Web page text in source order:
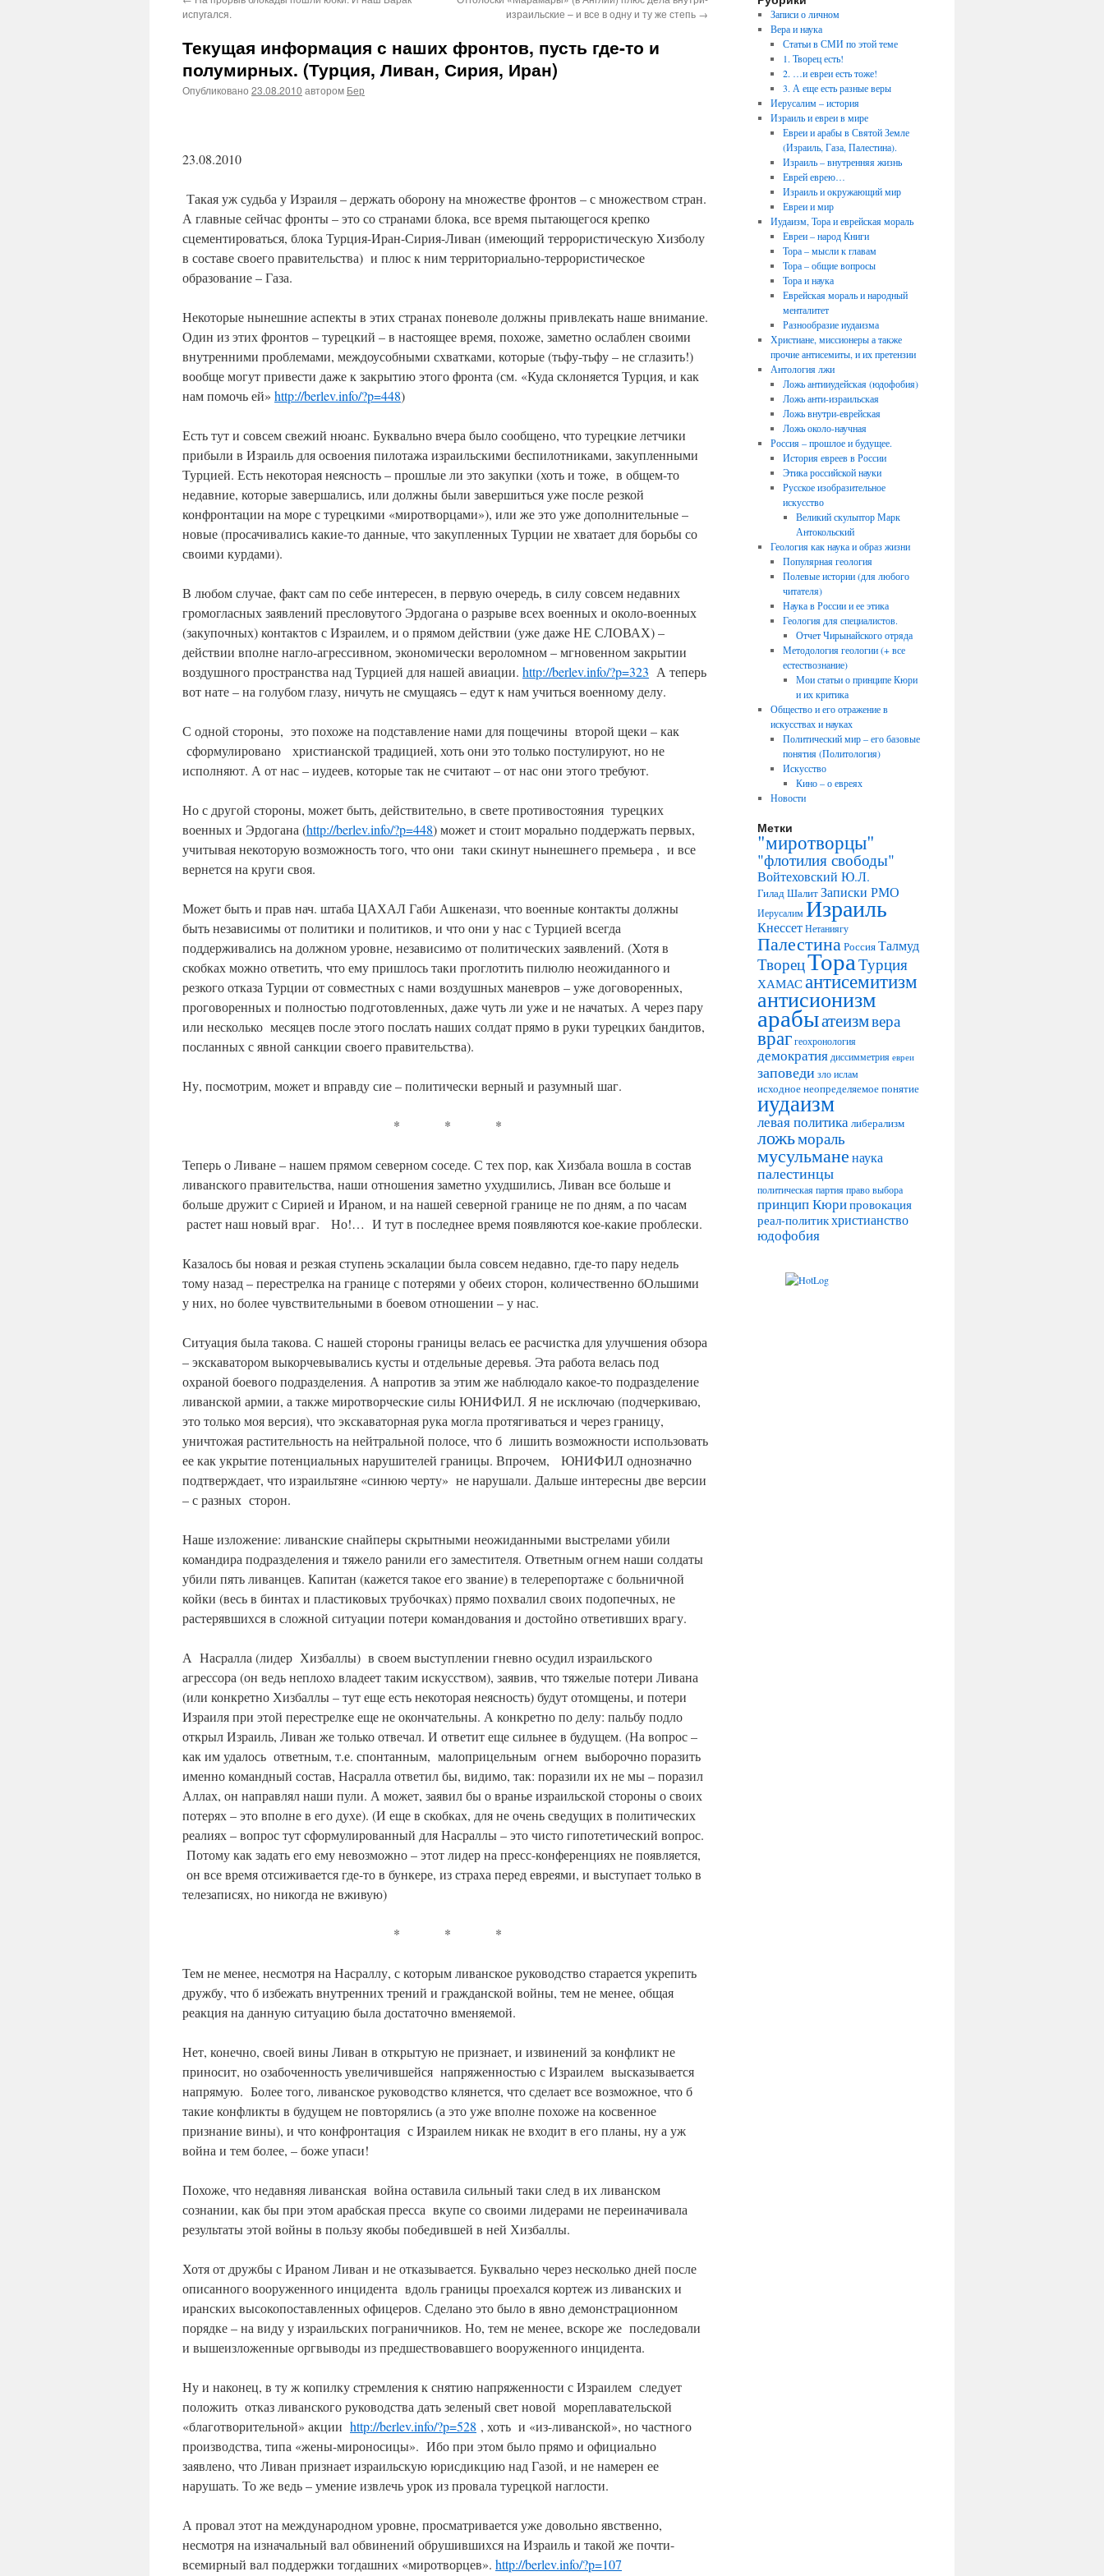
испугался.
израильские – и все в одну и ту же степь →
Текущая информация с наших фронтов, пусть где-то и
полумирных. (Турция, Ливан, Сирия, Иран)
Опубликовано 23.08.2010 автором Бер
23.08.2010
Такая уж судьба у Израиля – держать оборону на множестве фронтов – с множеством стран.
А главные сейчас фронты – это со странами блока, все время пытающегося крепко
сцементироваться, блока Турция-Иран-Сирия-Ливан (имеющий террористическую Хизболу
в составе своего правительства) и плюс к ним территориально-террористическое
образование – Газа.
Некоторые нынешние аспекты в этих странах поневоле должны привлекать наше внимание.
Один из этих фронтов – турецкий – в настоящее время, похоже, заметно ослаблен своими
внутренними проблемами, междоусобными схватками, которые (тьфу-тьфу – не сглазить!)
вообще могут привести даже к закрытию этого фронта (см. «Куда склоняется Турция, и как
нам помочь ей» http://berlev.info/?p=448)
Есть тут и совсем свежий нюанс. Буквально вчера было сообщено, что турецкие летчики
прибыли в Израиль для освоения пилотажа израильскими беспилотниками, закупленными
Турцией. Есть некоторая неясность – прошлые ли это закупки (хоть и тоже, в общем-то
недавние, которые завершались, или должны были завершиться уже после резкой
конфронтации на море с турецкими «миротворцами»), или же это уже дополнительные –
новые (просачивались какие-то данные, что закупленных Турции не хватает для борьбы со
своими курдами).
В любом случае, факт сам по себе интересен, в первую очередь, в силу совсем недавних
громогласных заявлений пресловутого Эрдогана о разрыве всех военных и около-военных
(закупочных) контактов с Израилем, и о прямом действии (уже даже НЕ СЛОВАХ) –
действии вполне нагло-агрессивном, экономически вероломном – мгновенном закрытии
воздушного пространства над Турцией для нашей авиации. http://berlev.info/?p=323 А теперь
вот нате – на голубом глазу, ничуть не смущаясь – едут к нам учиться военному делу.
С одной стороны, это похоже на подставление нами для пощечины второй щеки – как
сформулировано христианской традицией, хоть они это только постулируют, но не
исполняют. А от нас – иудеев, которые так не считают – от нас они этого требуют.
Но с другой стороны, может быть, действительно, в свете противостояния турецких
военных и Эрдогана (http://berlev.info/?p=448) может и стоит морально поддержать первых,
учитывая некоторую возможность того, что они таки скинут нынешнего премьера , и все
вернется на круги своя.
Может быть и прав нач. штаба ЦАХАЛ Габи Ашкенази, что военные контакты должны
быть независимы от политики и политиков, и что они у нас с Турцией всегда
поддерживались на должном уровне, независимо от политических заявлений. (Хотя в
скобках можно ответить, что ему пришлось таки проглотить пилюлю неожиданного и
резкого отказа Турции от совместных с нами воздушных маневров – уже договоренных,
проговоренных и полностью подготовленных, даже чуть ли уже и не начатых. А через пару
или несколько месяцев после этого послать наших солдат прямо в руки турецких бандитов,
посланных с явной санкции своего правительства).
Ну, посмотрим, может и вправду сие – политически верный и разумный шаг.
* * *
Теперь о Ливане – нашем прямом северном соседе. С тех пор, как Хизбала вошла в состав
ливанского правительства, наши отношения заметно ухудшились, Ливан все больше и
больше дружит с Сирией и Ираном, и на нашей северной границе не по дням, а по часам
растет наш новый враг. Но!… И тут в последнее время появляются кое-какие проблески.
Казалось бы новая и резкая ступень эскалации была совсем недавно, где-то пару недель
тому назад – перестрелка на границе с потерями у обеих сторон, количественно бОльшими
у них, но более чувствительными в боевом отношении – у нас.
Ситуация была такова. С нашей стороны границы велась ее расчистка для улучшения обзора
– экскаватором выкорчевывались кусты и отдельные деревья. Эта работа велась под
охраной боевого подразделения. А напротив за этим же наблюдало какое-то подразделение
ливанской армии, а также миротворческие силы ЮНИФИЛ. Я не исключаю (подчеркиваю,
это только моя версия), что экскаваторная рука могла протягиваться и через границу,
уничтожая растительность на нейтральной полосе, что б лишить возможности использовать
ее как укрытие потенциальных нарушителей границы. Впрочем, ЮНИФИЛ однозначно
подтверждает, что израильтяне «синюю черту» не нарушали. Дальше интересны две версии
– с разных сторон.
Наше изложение: ливанские снайперы скрытными неожиданными выстрелами убили
командира подразделения и тяжело ранили его заместителя. Ответным огнем наши солдаты
убили пять ливанцев. Капитан (кажется такое его звание) в телерепортаже с больничной
койки (весь в бинтах и пластиковых трубочках) прямо похвалил своих подопечных, не
растерявшихся в сложной ситуации потери командования и достойно ответивших врагу.
А Насралла (лидер Хизбаллы) в своем выступлении гневно осудил израильского
агрессора (он ведь неплохо владеет таким искусством), заявив, что тяжелые потери Ливана
(или конкретно Хизбаллы – тут еще есть некоторая неясность) будут отомщены, и потери
Израиля при этой перестрелке еще не окончательны. А конкретно по делу: пальбу подло
открыл Израиль, Ливан же только отвечал. И ответит еще сильнее в будущем. (На вопрос –
как им удалось ответным, т.е. спонтанным, малоприцельным огнем выборочно поразить
именно командный состав, Насралла ответил бы, видимо, так: поразили их не мы – поразил
Аллах, он направлял наши пули. А может, заявил бы о вранье израильской стороны о своих
потерях – это вполне в его духе). (И еще в скобках, для не очень сведущих в политических
реалиях – вопрос тут сформулированный для Насраллы – это чисто гипотетический вопрос.
Потому как задать его ему невозможно – этот лидер на пресс-конференциях не появляется,
он все время отсиживается где-то в бункере, из страха перед евреями, и выступает только в
телезаписях, но никогда не вживую)
* * *
Тем не менее, несмотря на Насраллу, с которым ливанское руководство старается укрепить
дружбу, что б избежать внутренних трений и гражданской войны, тем не менее, общая
реакция на данную ситуацию была достаточно вменяемой.
Нет, конечно, своей вины Ливан в открытую не признает, и извинений за конфликт не
приносит, но озабоченность увеличившейся напряженностью с Израилем высказывается
напрямую. Более того, ливанское руководство клянется, что сделает все возможное, что б
такие конфликты в будущем не повторялись (а это уже вполне похоже на косвенное
признание вины), и что конфронтация с Израилем никак не входит в его планы, ну а уж
война и тем более, – боже упаси!
Похоже, что недавняя ливанская война оставила сильный таки след в их ливанском
сознании, как бы при этом арабская пресса вкупе со своими лидерами не переиначивала
результаты этой войны в пользу якобы победившей в ней Хизбаллы.
Хотя от дружбы с Ираном Ливан и не отказывается. Буквально через несколько дней после
описанного вооруженного инцидента вдоль границы проехался кортеж из ливанских и
иранских высокопоставленных офицеров. Сделано это было в явно демонстрационном
порядке – на виду у израильских пограничников. Но, тем не менее, вскоре же последовали
и вышеизложенные оргвыводы из предшествовавшего вооруженного инцидента.
Ну и наконец, в ту ж копилку стремления к снятию напряженности с Израилем следует
положить отказ ливанского руководства дать зеленый свет новой мореплавательской
«благотворительной» акции http://berlev.info/?p=528 , хоть и «из-ливанской», но частного
производства, типа «жены-мироносицы». Ибо при этом было прямо и официально
заявлено, что Ливан признает израильскую юрисдикцию над Газой, и не намерен ее
нарушать. То же ведь – умение извлечь урок из провала турецкой наглости.
А провал этот на международном уровне, просматривается уже довольно явственно,
несмотря на изначальный вал обвинений обрушившихся на Израиль и такой же почти-
всемирный вал поддержки тогдашних «миротворцев». http://berlev.info/?p=107
Записи о личном
Вера и наука
Статьи в СМИ по этой теме
1. Творец есть!
2. …и евреи есть тоже!
3. А еще есть разные веры
Иерусалим – история
Израиль и евреи в мире
Евреи и арабы в Святой Земле
(Израиль, Газа, Палестина).
Израиль – внутренняя жизнь
Еврей еврею…
Израиль и окружающий мир
Евреи и мир
Иудаизм, Тора и еврейская мораль
Евреи – народ Книги
Тора – мысли к главам
Тора – общие вопросы
Тора и наука
Еврейская мораль и народный
менталитет
Разнообразие иудаизма
Христиане, миссионеры а также
прочие антисемиты, и их претензии
Антология лжи
Ложь антииудейская (юдофобия)
Ложь анти-израильская
Ложь внутри-еврейская
Ложь около-научная
Россия – прошлое и будущее.
История евреев в России
Этика российской науки
Русское изобразительное
искусство
Великий скульптор Марк
Антокольский
Геология как наука и образ жизни
Популярная геология
Полевые истории (для любого
читателя)
Наука в России и ее этика
Геология для специалистов.
Отчет Чирынайского отряда
Методология геологии (+ все
естествознание)
Мои статьи о принципе Кюри
и их критика
Общество и его отражение в
искусствах и науках
Политический мир – его базовые
понятия (Политология)
Искусство
Кино – о евреях
Новости
Метки
"миротворцы"
"флотилия свободы"
Войтеховский Ю.Л.
Гилад ШалитЗаписки РМО
ИерусалимИзраиль
КнессетНетаниягу
ПалестинаРоссияТалмуд
ТворецТораТурция
ХАМАСантисемитизм
антисионизм
арабыатеизмвера
враггеохронология
демократия диссимметрия евреи
заповеди злоислам
исходное неопределяемое понятие
иудаизм
левая политикалиберализм
ложьмораль
мусульмане наука
палестинцы
политическая партияправо выбора
принцип Кюрипровокация
реал-политикхристианство
юдофобия